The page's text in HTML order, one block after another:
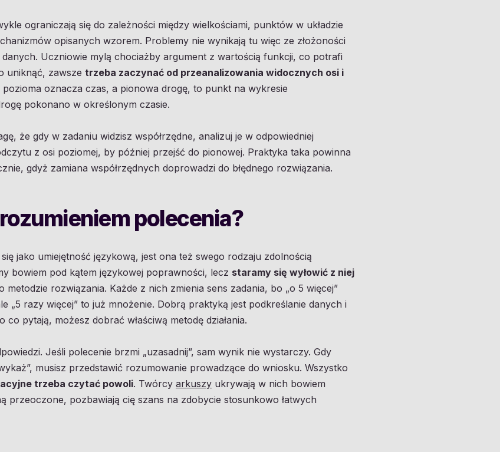
ograniczają się do zależności między wielkościami, punktów w układzie
opisanych wzorem. Problemy nie wynikają tu więc ze złożoności
danych. Uczniowie mylą chociażby argument z wartością funkcji, co potrafi
uniknąć, zawsze trzeba zaczynać od przeanalizowania widocznych osi i
pozioma oznacza czas, a pionowa drogę, to punkt na wykresie
pokonano w określonym czasie.
że gdy w zadaniu widzisz współrzędne, analizuj je w odpowiedniej
z osi poziomej, by później przejść do pionowej. Praktyka taka powinna
gdyż zamiana współrzędnych doprowadzi do błędnego rozwiązania.
polecenia?
jako umiejętność językową, jest ona też swego rodzaju zdolnością
bowiem pod kątem językowej poprawności, lecz staramy się wyłowić z niej
metodzie rozwiązania. Każde z nich zmienia sens zadania, bo „o 5 więcej”
„5 razy więcej” to już mnożenie. Dobrą praktyką jest podkreślanie danych i
co pytają, możesz dobrać właściwą metodę działania.
Jeśli polecenie brzmi „uzasadnij”, sam wynik nie wystarczy. Gdy
musisz przedstawić rozumowanie prowadzące do wniosku. Wszystko
trzeba czytać powoli. Twórcy arkuszy ukrywają w nich bowiem
przeoczone, pozbawiają cię szans na zdobycie stosunkowo łatwych